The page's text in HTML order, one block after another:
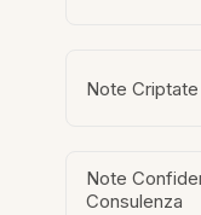
Note
Note
Consulenza